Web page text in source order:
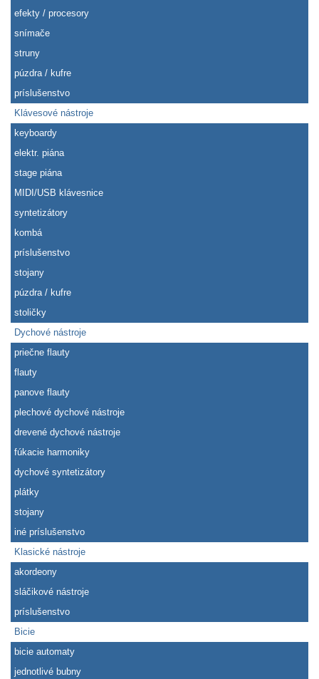
efekty / procesory
snímače
struny
púzdra / kufre
príslušenstvo
Klávesové nástroje
keyboardy
elektr. piána
stage piána
MIDI/USB klávesnice
syntetizátory
kombá
príslušenstvo
stojany
púzdra / kufre
stoličky
Dychové nástroje
priečne flauty
flauty
panove flauty
plechové dychové nástroje
drevené dychové nástroje
fúkacie harmoniky
dychové syntetizátory
plátky
stojany
iné príslušenstvo
Klasické nástroje
akordeony
sláčikové nástroje
príslušenstvo
Bicie
bicie automaty
jednotlivé bubny